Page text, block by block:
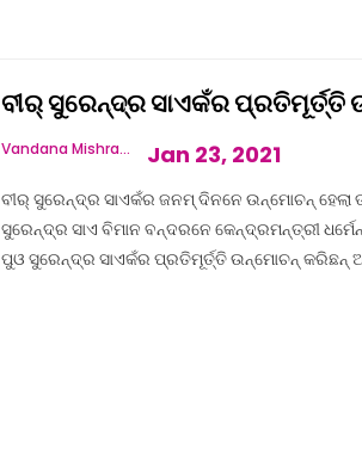
ବୀର୍ ସୁରେନ୍ଦ୍ର ସାଏକଁର
Vandana Mishra Jan 23, 2021
ବୀର୍ ସୁରେନ୍ଦ୍ର ସାଏକଁର ଜନମ୍ ଦିନନେ ଉନ୍ମୋଚନ୍ ହେଲା
ସୁରେନ୍ଦ୍ର ସାଏ ବିମାନ ବନ୍ଦରନେ କେନ୍ଦ୍ରମନ୍ତ୍ରୀ
ପୁଓ ସୁରେନ୍ଦ୍ର ସାଏକଁର ପ୍ରତିମୂର୍ତ୍ତି ଉନ୍ମୋଚନ୍ କରିଛନ୍